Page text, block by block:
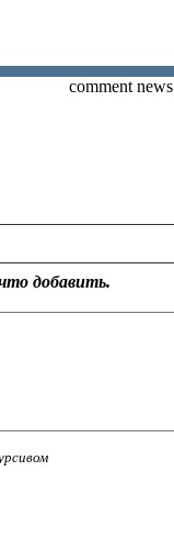
comment news
добавить.